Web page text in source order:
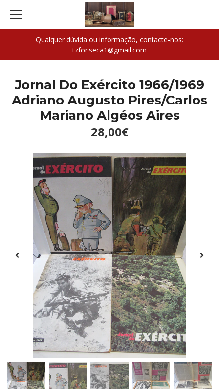
Qualquer dúvida ou informação, contacte-nos:
tzfonseca1@gmail.com
Jornal Do Exército 1966/1969
Adriano Augusto Pires/Carlos
Mariano Algéos Aires
28,00€